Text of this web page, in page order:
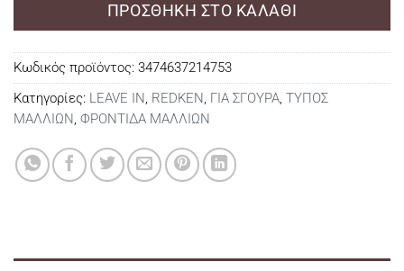
ΠΡΟΣΘΉΚΗ ΣΤΟ ΚΑΛΆΘΙ
Κωδικός προϊόντος: 3474637214753
Κατηγορίες: LEAVE IN, REDKEN, ΓΙΑ ΣΓΟΥΡΑ, ΤΥΠΟΣ
ΜΑΛΛΙΩΝ, ΦΡΟΝΤΙΔΑ ΜΑΛΛΙΩΝ